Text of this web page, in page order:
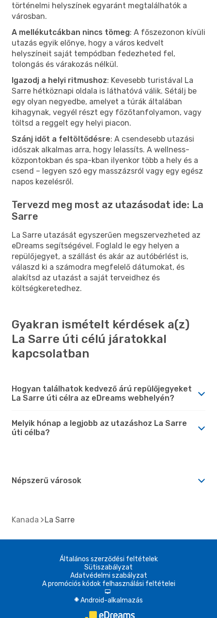
történelmi helyszínek egyaránt megtalálhatók a
városban.
A mellékutcákban nincs tömeg: A főszezonon kívüli
utazás egyik előnye, hogy a város kedvelt
helyszíneit saját tempódban fedezheted fel,
tolongás és várakozás nélkül.
Igazodj a helyi ritmushoz: Kevesebb turistával La
Sarre hétköznapi oldala is láthatóvá válik. Sétálj be
egy olyan negyedbe, amelyet a túrák általában
kihagynak, vegyél részt egy főzőtanfolyamon, vagy
töltsd a reggelt egy helyi piacon.
Szánj időt a feltöltődésre: A csendesebb utazási
időszak alkalmas arra, hogy lelassíts. A wellness-
központokban és spa-kban ilyenkor több a hely és a
csend – legyen szó egy masszázsról vagy egy egész
napos kezelésről.
Tervezd meg most az utazásodat ide: La
Sarre
La Sarre utazását egyszerűen megszervezheted az
eDreams segítségével. Foglald le egy helyen a
repülőjegyet, a szállást és akár az autóbérlést is,
válaszd ki a számodra megfelelő dátumokat, és
alakítsd az utazást a saját terveidhez és
költségkeretedhez.
Gyakran ismételt kérdések a(z)
La Sarre úti célú járatokkal
kapcsolatban
Hogyan találhatok kedvező árú repülőjegyeket
La Sarre úti célra az eDreams webhelyén?
Melyik hónap a legjobb az utazáshoz La Sarre
úti célba?
Népszerű városok
Kanada La Sarre
Általános szerződési feltételek
Sütiszabályzat
Adatvédelmi szabályzat
A promóciós kódok felhasználási feltételei
d
A Android-alkalmazás